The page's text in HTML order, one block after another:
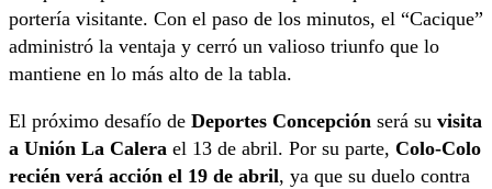
portería visitante. Con el paso de los minutos, el “Cacique”
administró la ventaja y cerró un valioso triunfo que lo
mantiene en lo más alto de la tabla.
El próximo desafío de Deportes Concepción será su visita
a Unión La Calera el 13 de abril. Por su parte, Colo-Colo
recién verá acción el 19 de abril, ya que su duelo contra